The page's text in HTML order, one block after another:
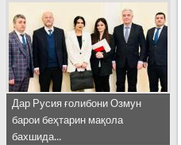
Дар Русия ғолибони Озмун
барои беҳтарин мақола
бахшида...